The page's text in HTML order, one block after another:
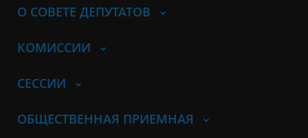
О СОВЕТЕ ДЕПУТАТОВ
КОМИССИИ
СЕССИИ
ОБЩЕСТВЕННАЯ ПРИЕМНАЯ